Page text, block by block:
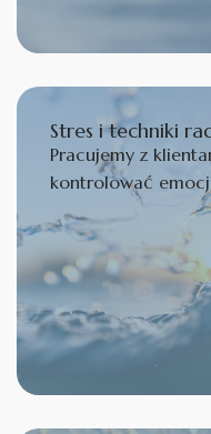
Stres i techniki
Pracujemy z
kontrolować